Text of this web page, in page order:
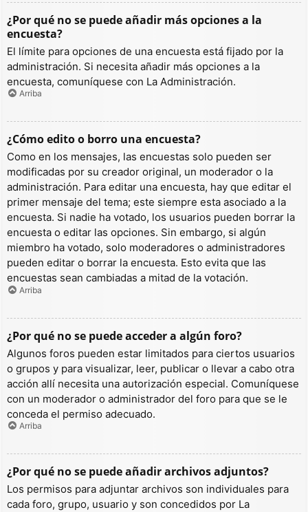
¿Por qué no se puede añadir más opciones a la
encuesta?
El límite para opciones de una encuesta está fijado por la
administración. Si necesita añadir más opciones a la
encuesta, comuníquese con La Administración.
Arriba
¿Cómo edito o borro una encuesta?
Como en los mensajes, las encuestas solo pueden ser
modificadas por su creador original, un moderador o la
administración. Para editar una encuesta, hay que editar el
primer mensaje del tema; este siempre esta asociado a la
encuesta. Si nadie ha votado, los usuarios pueden borrar la
encuesta o editar las opciones. Sin embargo, si algún
miembro ha votado, solo moderadores o administradores
pueden editar o borrar la encuesta. Esto evita que las
encuestas sean cambiadas a mitad de la votación.
Arriba
¿Por qué no se puede acceder a algún foro?
Algunos foros pueden estar limitados para ciertos usuarios
o grupos y para visualizar, leer, publicar o llevar a cabo otra
acción allí necesita una autorización especial. Comuníquese
con un moderador o administrador del foro para que se le
conceda el permiso adecuado.
Arriba
¿Por qué no se puede añadir archivos adjuntos?
Los permisos para adjuntar archivos son individuales para
cada foro, grupo, usuario y son concedidos por La